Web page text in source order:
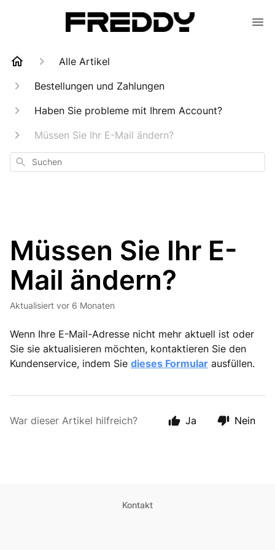
Alle Artikel
Bestellungen und Zahlungen
Haben Sie probleme mit Ihrem Account?
Müssen Sie Ihr E-Mail ändern?
Suchen
Müssen Sie Ihr E-
Mail ändern?
Aktualisiert vor 6 Monaten
Wenn Ihre E-Mail-Adresse nicht mehr aktuell ist oder
Sie sie aktualisieren möchten, kontaktieren Sie den
Kundenservice, indem Sie dieses Formular ausfüllen.
War dieser Artikel hilfreich? Ja Nein
Kontakt